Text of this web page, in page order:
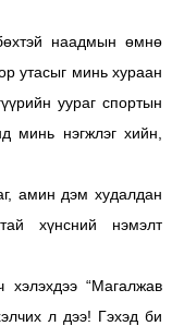
наадмын өмнө
утасыг минь хураан
уураг спортын
минь нэгжлэг хийн,
амин дэм худалдан
хүнсний нэмэлт
хэлэхдээ “Магалжав
л дээ! Гэхэд би